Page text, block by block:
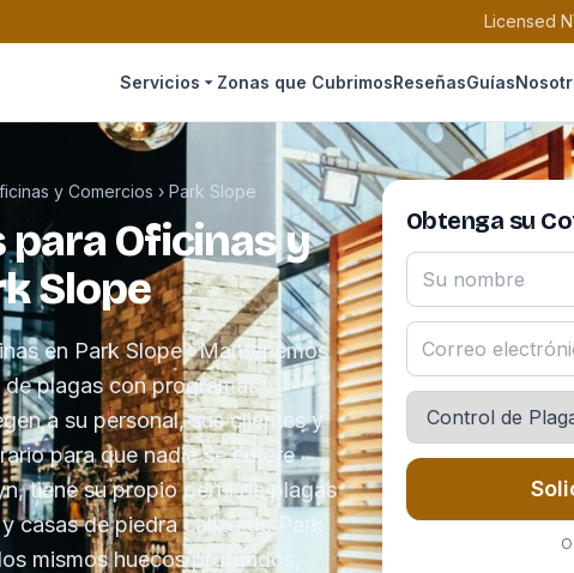
Licensed
Servicios Zonas que CubrimosReseñasGuías
y Comercios › Park Slope
para Oficinas y
Slope
en Park Slope? Mantenemos
plagas con programas
a su personal, sus clientes y
para que nadie se entere
tiene su propio perfil de plagas
de piedra caliza de Park
mismos huecos profundos,
Obtenga su